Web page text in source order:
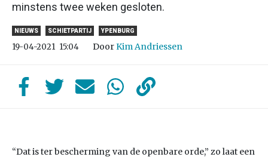
minstens twee weken gesloten.
NIEUWS SCHIETPARTIJ YPENBURG
19-04-2021 15:04 DoorKim Andriessen
“Dat is ter bescherming van de openbare orde,” zo laat een